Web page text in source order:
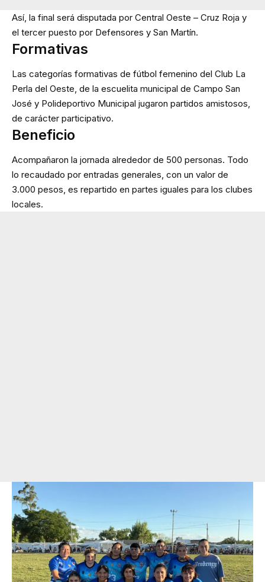
Así, la final será disputada por Central Oeste – Cruz Roja y
el tercer puesto por Defensores y San Martín.
Formativas
Las categorías formativas de fútbol femenino del Club La
Perla del Oeste, de la escuelita municipal de Campo San
José y Polideportivo Municipal jugaron partidos amistosos,
de carácter participativo.
Beneficio
Acompañaron la jornada alrededor de 500 personas. Todo
lo recaudado por entradas generales, con un valor de
3.000 pesos, es repartido en partes iguales para los clubes
locales.